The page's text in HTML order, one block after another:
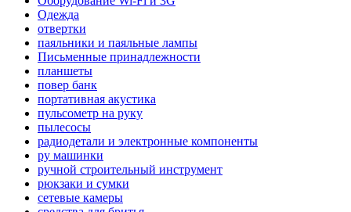
Одежда
отвертки
паяльники и паяльные лампы
Письменные принадлежности
планшеты
повер банк
портативная акустика
пульсометр на руку
пылесосы
радиодетали и электронные компоненты
ру машинки
ручной строительный инструмент
рюкзаки и сумки
сетевые камеры